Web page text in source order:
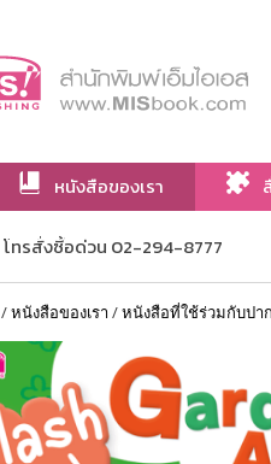
หนังสือของเรา
เกี่ยวกับเรา
โทรสั่งซื้อด่วน 02-294-8777
/หนังสือของเรา /หนังสือที่ใช้ร่วมกับปา